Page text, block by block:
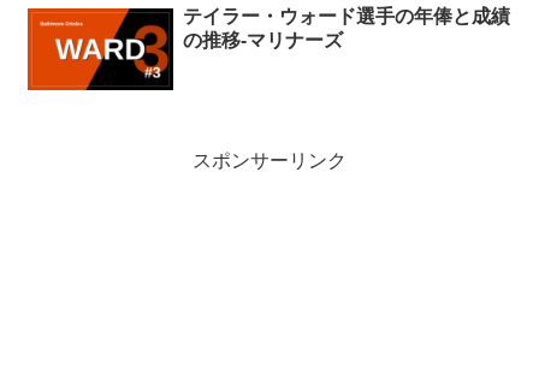
テイラー・ウォード選手の年俸と成績
の推移-マリナーズ
スポンサーリンク